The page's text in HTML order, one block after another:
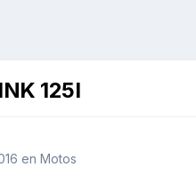
125I
en Motos